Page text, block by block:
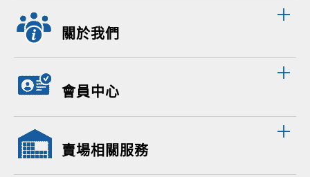
關於我們
會員中心
賣場相關服務